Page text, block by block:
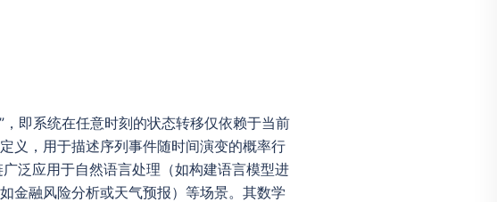
即系统在任意时刻的状态转移仅依赖于当前
义，用于描述序列事件随时间演变的概率行
泛应用于自然语言处理（如构建语言模型进
金融风险分析或天气预报）等场景。其数学